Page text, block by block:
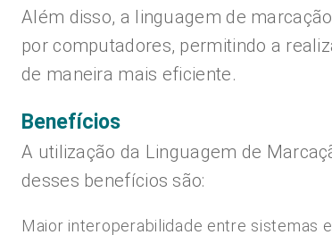
Além disso, a linguagem de
por computadores, permitindo a
de maneira mais eficiente.
Benefícios
A utilização da Linguagem de
desses benefícios são:
Maior interoperabilidade entre sistemas